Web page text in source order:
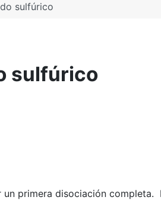
sulfúrico
sulfúrico
primera disociación